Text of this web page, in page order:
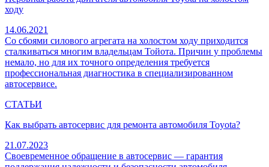
ходу
14.06.2021
Со сбоями силового агрегата на холостом ходу приходится
сталкиваться многим владельцам Тойота. Причин у проблемы
немало, но для их точного определения требуется
профессиональная диагностика в специализированном
автосервисе.
СТАТЬИ
Как выбрать автосервис для ремонта автомобиля Toyota?
21.07.2023
Своевременное обращение в автосервис — гарантия